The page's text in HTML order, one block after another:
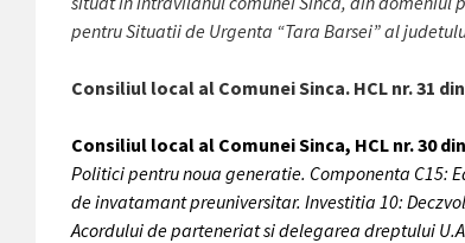
pentru Situatii de Urgenta “Tara Barsei” al
Consiliul local al Comunei Sinca. HCL nr. 31
Consiliul local al Comunei Sinca, HCL nr. 30
Politici pentru noua generatie. Componenta C15:
de invatamant preuniversitar. Investitia 10:
Acordului de parteneriat si delegarea dreptului